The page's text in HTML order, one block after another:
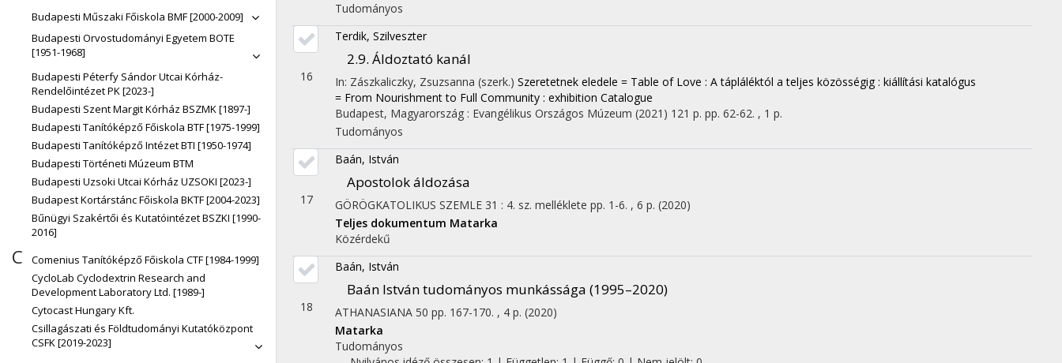
Budapesti Műszaki Főiskola BMF [2000-2009]
Budapesti Orvostudományi Egyetem BOTE
[1951-1968]
Budapesti Péterfy Sándor Utcai Kórház-
Rendelőintézet PK [2023-]
Budapesti Szent Margit Kórház BSZMK [1897-]
Budapesti Tanítóképző Főiskola BTF [1975-1999]
Budapesti Tanítóképző Intézet BTI [1950-1974]
Budapesti Történeti Múzeum BTM
Budapesti Uzsoki Utcai Kórház UZSOKI [2023-]
Budapest Kortárstánc Főiskola BKTF [2004-2023]
Bűnügyi Szakértői és Kutatóintézet BSZKI [1990-
2016]
C
Comenius Tanítóképző Főiskola CTF [1984-1999]
CycloLab Cyclodextrin Research and
Development Laboratory Ltd. [1989-]
Cytocast Hungary Kft.
Csillagászati és Földtudományi Kutatóközpont
CSFK [2019-2023]
Tudományos
16
Terdik, Szilveszter
2.9. Áldoztató kanál
In: Zászkaliczky, Zsuzsanna (szerk.) Szeretetnek eledele = Table of Love : A tápláléktól a teljes közösségig : kiállítási katalógus
= From Nourishment to Full Community : exhibition Catalogue
Budapest, Magyarország : Evangélikus Országos Múzeum (2021) 121 p. pp. 62-62. , 1 p.
Tudományos
17
Baán, István
Apostolok áldozása
GÖRÖGKATOLIKUS SZEMLE 31 : 4. sz. melléklete pp. 1-6. , 6 p. (2020)
Teljes dokumentum Matarka
Közérdekű
18
Baán, István
Baán István tudományos munkássága (1995–2020)
ATHANASIANA 50 pp. 167-170. , 4 p. (2020)
Matarka
Tudományos